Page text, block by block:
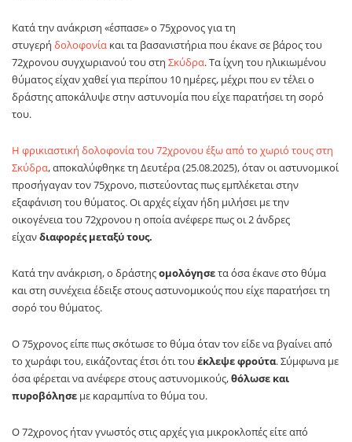
Κατά την ανάκριση «έσπασε» ο 75χρονος για τη
στυγερή δολοφονία και τα βασανιστήρια που έκανε σε βάρος του
72χρονου συγχωριανού του στη Σκύδρα. Τα ίχνη του ηλικιωμένου
θύματος είχαν χαθεί για περίπου 10 ημέρες, μέχρι που εν τέλει ο
δράστης αποκάλυψε στην αστυνομία που είχε παρατήσει τη σορό
του.
Η φρικιαστική δολοφονία του 72χρονου έξω από το χωριό τους στη
Σκύδρα, αποκαλύφθηκε τη Δευτέρα (25.08.2025), όταν οι αστυνομικοί
προσήγαγαν τον 75χρονο, πιστεύοντας πως εμπλέκεται στην
εξαφάνιση του θύματος. Οι αρχές είχαν ήδη μιλήσει με την
οικογένεια του 72χρονου η οποία ανέφερε πως οι 2 άνδρες
είχανδιαφορές μεταξύ τους.
Κατά την ανάκριση, ο δράστηςομολόγησετα όσα έκανε στο θύμα
και στη συνέχεια έδειξε στους αστυνομικούς που είχε παρατήσει τη
σορό του θύματος.
Ο 75χρονος είπε πως σκότωσε το θύμα όταν τον είδε να βγαίνει από
το χωράφι του, εικάζοντας έτσι ότι τουέκλεψε φρούτα. Σύμφωνα με
όσα φέρεται να ανέφερε στους αστυνομικούς,θόλωσε και
πυροβόλησε με καραμπίνα το θύμα του.
Ο 72χρονος ήταν γνωστός στις αρχές για μικροκλοπές είτε από